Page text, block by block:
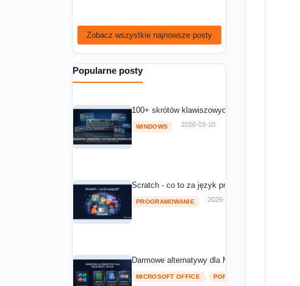
Zobacz wszystkie najnowsze posty
Popularne posty
100+ skrótów klawiszowych Windows 11 i 10
WINDOWS 2026-03-10
Scratch - co to za język programowania?
PROGRAMOWANIE 2026-03-10
Darmowe alternatywy dla Microsoft Office —
MICROSOFT OFFICE POROWNANIA I RANKINGI